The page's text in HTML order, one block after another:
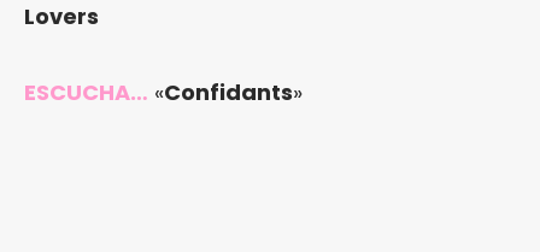
Lovers
ESCUCHA… «Confidants»